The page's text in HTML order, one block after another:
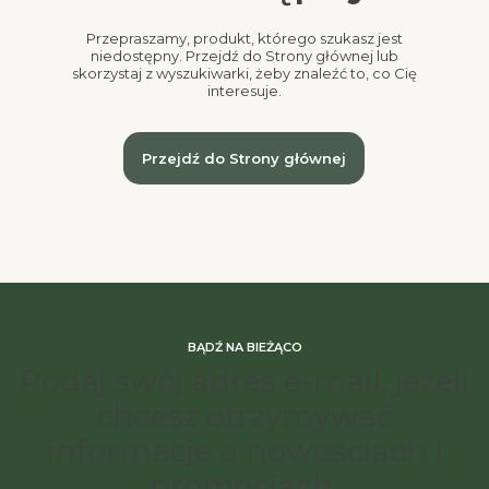
Przepraszamy, produkt, którego szukasz jest
niedostępny. Przejdź do Strony głównej lub
skorzystaj z wyszukiwarki, żeby znaleźć to, co Cię
interesuje.
Przejdź do Strony głównej
BĄDŹ NA BIEŻĄCO